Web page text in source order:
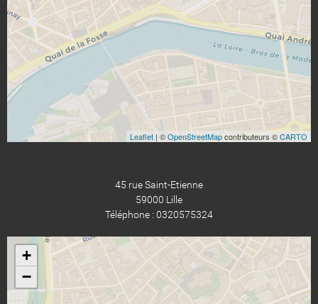
Leaflet | ©OpenStreetMapcontributeurs ©CARTO
45 rue Saint-Etienne
59000 Lille
Téléphone : 0320575324
+
−